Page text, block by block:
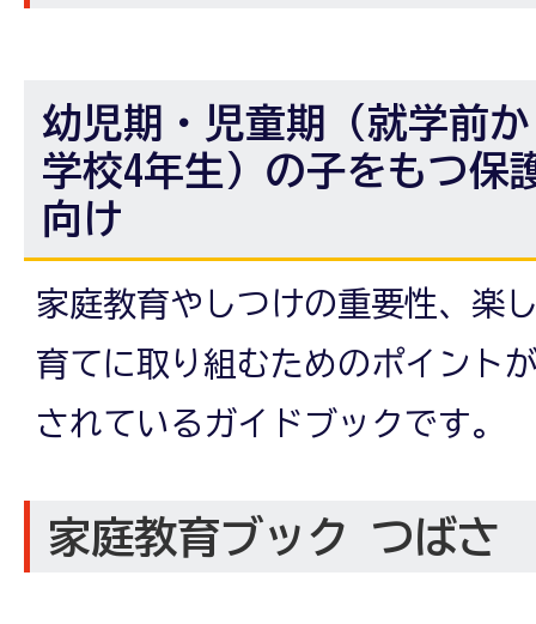
幼児期・児童期（就学前
学校4年生）の子をもつ保
向け
家庭教育やしつけの重要性、楽
育てに取り組むためのポイント
されているガイドブックです。
家庭教育ブック つばさ